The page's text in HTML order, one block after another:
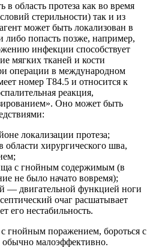
область протеза как во время
стерильности) так и из
может быть локализован в
либо попасть позже, например,
инфекции способствует
мягких тканей и кости
операции в международном
номер Т84.5 и относится к
реакция,
Оно может быть
локализации протеза;
области хирургического шва,
с гнойным содержимым (в
не было начато вовремя);
— двигательной функцией ноги
очаг расшатывает
его нестабильность.
гнойным поражением, бороться с
обычно малоэффективно.